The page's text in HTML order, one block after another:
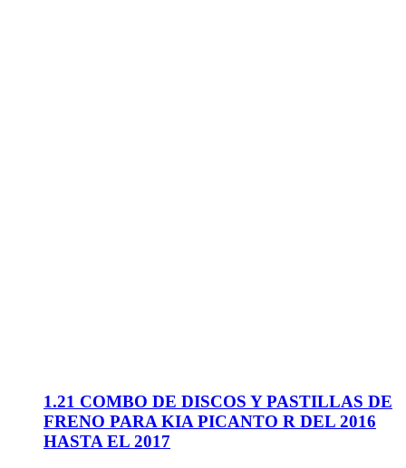
1.21 COMBO DE DISCOS Y PASTILLAS DE
FRENO PARA KIA PICANTO R DEL 2016
HASTA EL 2017